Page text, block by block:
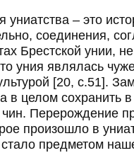
униатства – это
соединения,
Брестской унии,
уния являлась
[20, с.51].
в целом сохранить
Перерождение
произошло в
предметом